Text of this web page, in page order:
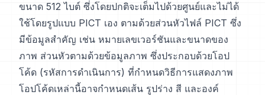
ขนาด 512 ไบต์ ซึ่งโดยปกติจะเต็มไปด้วยศูนย์และไม่ได้
ใช้โดยรูปแบบ PICT เอง ตามด้วยส่วนหัวไฟล์ PICT ซึ่ง
มีข้อมูลสำคัญ เช่น หมายเลขเวอร์ชันและขนาดของ
ภาพ ส่วนหัวตามด้วยข้อมูลภาพ ซึ่งประกอบด้วยโอป
โค้ด (รหัสการดำเนินการ) ที่กำหนดวิธีการแสดงภาพ
โอปโค้ดเหล่านี้อาจกำหนดเส้น รูปร่าง สี และองค์